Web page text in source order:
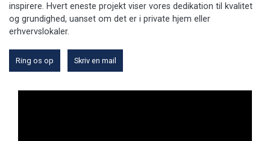
inspirere. Hvert eneste projekt viser vores dedikation til kvalitet
og grundighed, uanset om det er i private hjem eller
erhvervslokaler.
Ring os op Skriv en mail